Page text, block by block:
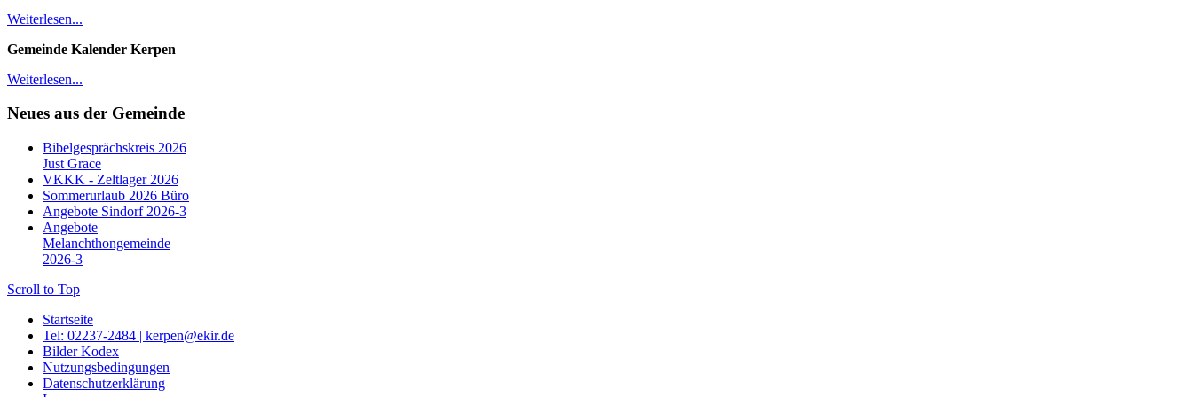
Weiterlesen...
Gemeinde Kalender Kerpen
Weiterlesen...
Neues aus der Gemeinde
Bibelgesprächskreis 2026
Just Grace
VKKK - Zeltlager 2026
Sommerurlaub 2026 Büro
Angebote Sindorf 2026-3
Angebote
Melanchthongemeinde
2026-3
Scroll to Top
Startseite
Tel: 02237-2484 | kerpen@ekir.de
Bilder Kodex
Nutzungsbedingungen
Datenschutzerklärung